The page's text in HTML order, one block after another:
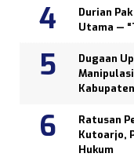
Durian
Utama —
Dugaan
Ratusan
Kutoarjo,
Hukum